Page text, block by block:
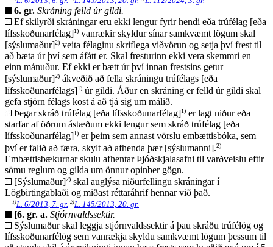
6. gr. Skráning felld úr gildi.
Ef skilyrði skráningar eru ekki lengur fyrir hendi eða trúfélag [eða
lífsskoðunarfélag]1) vanrækir skyldur sínar samkvæmt lögum skal
[sýslumaður]2) veita félaginu skriflega viðvörun og setja því frest til
að bæta úr því sem áfátt er. Skal fresturinn ekki vera skemmri en
einn mánuður. Ef ekki er bætt úr því innan frestsins getur
[sýslumaður]2) ákveðið að fella skráningu trúfélags [eða
lífsskoðunarfélags]1) úr gildi. Áður en skráning er felld úr gildi skal
gefa stjórn félags kost á að tjá sig um málið.
Þegar skráð trúfélag [eða lífsskoðunarfélag]1) er lagt niður eða
starfar af öðrum ástæðum ekki lengur sem skráð trúfélag [eða
lífsskoðunarfélag] 1) er þeim sem annast vörslu embættisbóka, sem
því er falið að færa, skylt að afhenda þær [sýslumanni].2)
Embættisbækurnar skulu afhentar Þjóðskjalasafni til varðveislu eftir
sömu reglum og gilda um önnur opinber gögn.
[Sýslumaður]2) skal auglýsa niðurfellingu skráningar í
Lögbirtingablaði og miðast réttaráhrif hennar við það.
1)L. 6/2013, 7. gr. 2)L. 145/2013, 20. gr.
[6. gr. a. Stjórnvaldssektir.
Sýslumaður skal leggja stjórnvaldssektir á þau skráðu trúfélög og
lífsskoðunarfélög sem vanrækja skyldu samkvæmt lögum þessum til